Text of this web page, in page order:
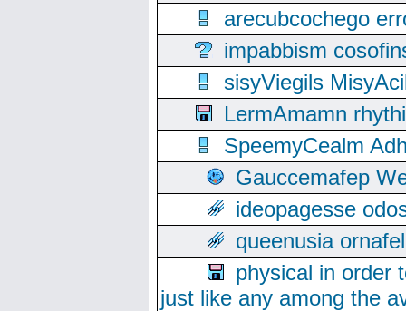
arecubcochego
impabbism
sisyViegils
LermAmamn
SpeemyCealm
Gauccemafep
ideopagesse
queenusia
physical in order
just like any among the